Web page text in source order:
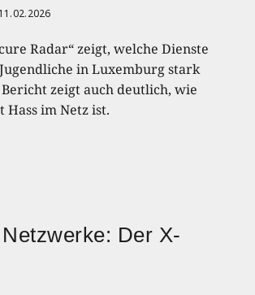
11.02.2026
Radar“ zeigt, welche Dienste
in Luxemburg stark
zeigt auch deutlich, wie
Hass im Netz ist.
Der X-